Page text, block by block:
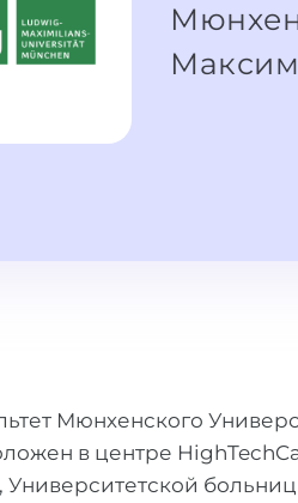
Мюнхенского
в центре
Университетской